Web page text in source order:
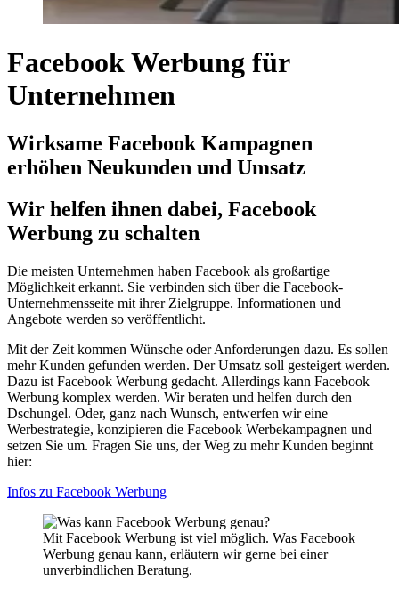
Facebook Werbung für
Unternehmen
Wirksame Facebook Kampagnen
erhöhen Neukunden und Umsatz
Wir helfen ihnen dabei, Facebook
Werbung zu schalten
Die meisten Unternehmen haben Facebook als großartige
Möglichkeit erkannt. Sie verbinden sich über die Facebook-
Unternehmensseite mit ihrer Zielgruppe. Informationen und
Angebote werden so veröffentlicht.
Mit der Zeit kommen Wünsche oder Anforderungen dazu. Es sollen
mehr Kunden gefunden werden. Der Umsatz soll gesteigert werden.
Dazu ist Facebook Werbung gedacht. Allerdings kann Facebook
Werbung komplex werden. Wir beraten und helfen durch den
Dschungel. Oder, ganz nach Wunsch, entwerfen wir eine
Werbestrategie, konzipieren die Facebook Werbekampagnen und
setzen Sie um. Fragen Sie uns, der Weg zu mehr Kunden beginnt
hier:
Infos zu Facebook Werbung
Mit Facebook Werbung ist viel möglich. Was Facebook
Werbung genau kann, erläutern wir gerne bei einer
unverbindlichen Beratung.